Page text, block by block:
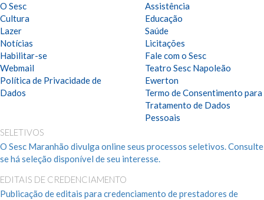
O Sesc
Assistência
Cultura
Educação
Lazer
Saúde
Notícias
Licitações
Habilitar-se
Fale com o Sesc
Webmail
Teatro Sesc Napoleão
Ewerton
Política de Privacidade de
Dados
Termo de Consentimento para
Tratamento de Dados
Pessoais
SELETIVOS
O Sesc Maranhão divulga online seus processos seletivos. Consulte
se há seleção disponível de seu interesse.
EDITAIS DE CREDENCIAMENTO
Publicação de editais para credenciamento de prestadores de